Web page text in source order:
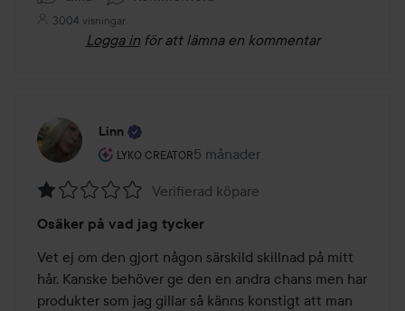
3004 visningar
Logga in för att lämna en kommentar
Linn
LYKO CREATOR
Användarens roll: Lyko Creator.
5 månader
Inlägget skapades 5 månader
1
av
5
Verifierad köpare
Osäker på vad jag tycker
Vet ej om den gjort någon särskild skillnad på mitt
hår. Kanske behöver ge den en andra chans men har
produkter som jag gillar så känns konstigt att man